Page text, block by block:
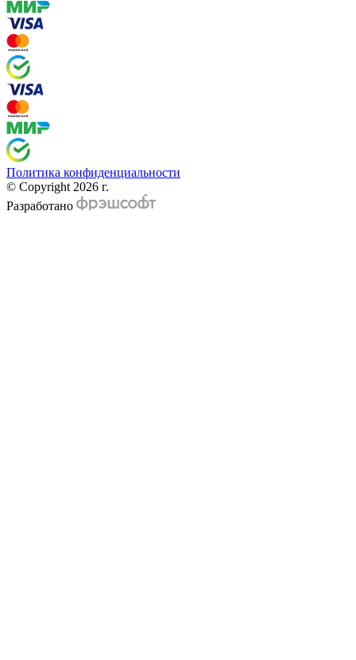
Политика конфиденциальности
© Copyright 2026 г.
Разработано